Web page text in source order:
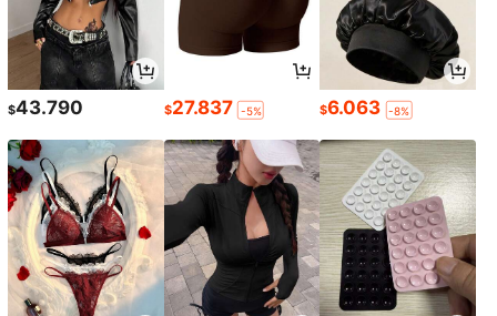
$43.790 $27.837 -5% $6.063 -8%